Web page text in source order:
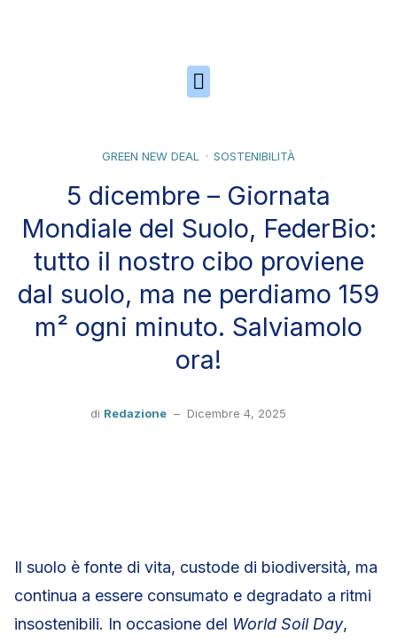
GREEN NEW DEAL SOSTENIBILITÀ
5 dicembre – Giornata
Mondiale del Suolo, FederBio:
tutto il nostro cibo proviene
dal suolo, ma ne perdiamo 159
m² ogni minuto. Salviamolo
ora!
di Redazione– Dicembre 4, 2025
Il suolo è fonte di vita, custode di biodiversità, ma
continua a essere consumato e degradato a ritmi
insostenibili. In occasione del World Soil Day,